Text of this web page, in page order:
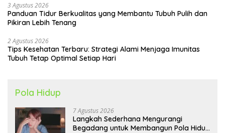
3 Agustus 2026
Panduan Tidur Berkualitas yang Membantu Tubuh Pulih dan
Pikiran Lebih Tenang
2 Agustus 2026
Tips Kesehatan Terbaru: Strategi Alami Menjaga Imunitas
Tubuh Tetap Optimal Setiap Hari
Pola Hidup
7 Agustus 2026
Langkah Sederhana Mengurangi
Begadang untuk Membangun Pola Hidup